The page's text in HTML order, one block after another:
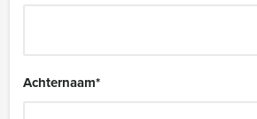
Achternaam*